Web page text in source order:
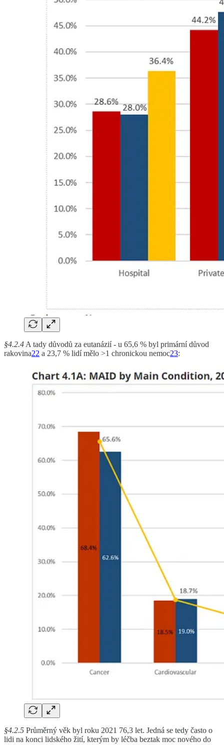
§4.2.4 A tady důvodů za eutanázií - u 65,6 % byl primární důvod
rakovina22 a 23,7 % lidí mělo >1 chronickou nemoc23:
§4.2.5 Průměrný věk byl roku 2021 76,3 let. Jedná se tedy často o
lidi na konci lidského žití, kterým by léčba beztak moc nového do